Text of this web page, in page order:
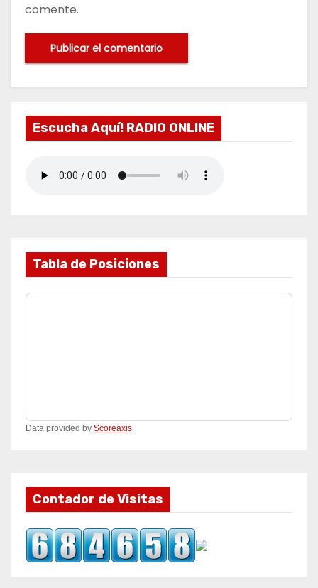
comente.
Escucha Aquí! RADIO ONLINE
Tabla de Posiciones
Data provided by Scoreaxis
Contador de Visitas